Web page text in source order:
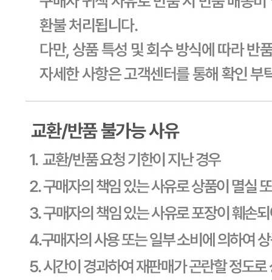
판매자 상호
CJ프레시웨이
사업장 소재지
경기 용인시 기흥구 기곡로 32 (하갈동, 제일제당수원물류센
타) 씨제이프레시웨이
사업자
603-81-11270
통신판매
신고번호
제2011-용인기흥-00129호
상품 고시 정보
식품의 유형
상품상세 참조
생산자
상품상세 참조
소재지
상품상세 참조